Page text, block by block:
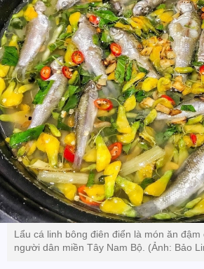
Lẩu cá linh bông điên điển là món ăn đậm
người dân miền Tây Nam Bộ. (Ảnh: Bảo